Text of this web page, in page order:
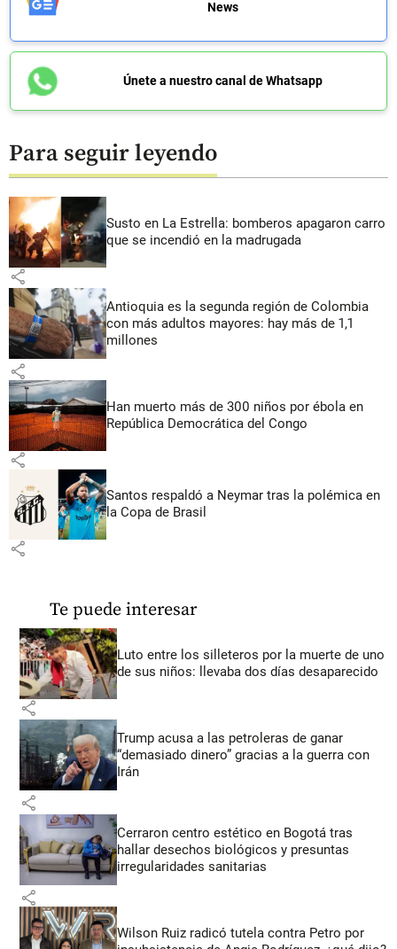
News
Únete a nuestro canal de Whatsapp
Para seguir leyendo
Susto en La Estrella: bomberos apagaron carro
que se incendió en la madrugada
share
Antioquia es la segunda región de Colombia
con más adultos mayores: hay más de 1,1
millones
share
Han muerto más de 300 niños por ébola en
República Democrática del Congo
share
Santos respaldó a Neymar tras la polémica en
la Copa de Brasil
share
Te puede interesar
Luto entre los silleteros por la muerte de uno
de sus niños: llevaba dos días desaparecido
share
Trump acusa a las petroleras de ganar
“demasiado dinero” gracias a la guerra con
Irán
share
Cerraron centro estético en Bogotá tras
hallar desechos biológicos y presuntas
irregularidades sanitarias
share
Wilson Ruiz radicó tutela contra Petro por